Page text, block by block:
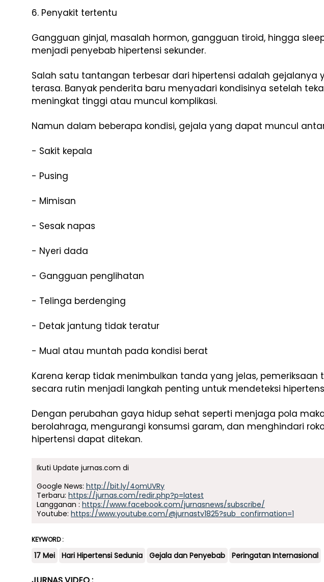
6. Penyakit tertentu
Gangguan ginjal, masalah hormon, gangguan tiroid, hingga
menjadi penyebab hipertensi sekunder.
Salah satu tantangan terbesar dari hipertensi adalah gejalanya
terasa. Banyak penderita baru menyadari kondisinya setelah
meningkat tinggi atau muncul komplikasi.
Namun dalam beberapa kondisi, gejala yang dapat muncul
- Sakit kepala
- Pusing
- Mimisan
- Sesak napas
- Nyeri dada
- Gangguan penglihatan
- Telinga berdenging
- Detak jantung tidak teratur
- Mual atau muntah pada kondisi berat
Karena kerap tidak menimbulkan tanda yang jelas, pemeriksaan
secara rutin menjadi langkah penting untuk mendeteksi
Dengan perubahan gaya hidup sehat seperti menjaga pola
berolahraga, mengurangi konsumsi garam, dan menghindari
hipertensi dapat ditekan.
Ikuti Update jurnas.com di
Google News: http://bit.ly/4omUVRy
Terbaru: https://jurnas.com/redir.php?p=latest
Langganan : https://www.facebook.com/jurnasnews/subscribe/
Youtube: https://www.youtube.com/@jurnastv1825?sub_confirmation=1
KEYWORD :
17 Mei Hari Hipertensi Sedunia Gejala dan Penyebab Peringatan Internasional